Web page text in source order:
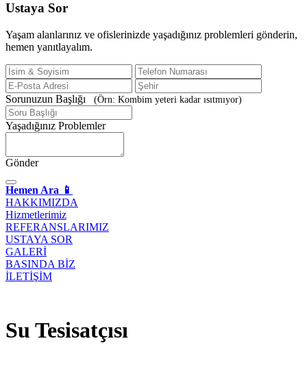
Ustaya Sor
Yaşam alanlarınız ve ofislerinizde yaşadığınız problemleri gönderin,
hemen yanıtlayalım.
Sorunuzun Başlığı (Örn: Kombim yeteri kadar ısıtmıyor)
Yaşadığınız Problemler
Gönder
Hemen Ara 📱
HAKKIMIZDA
Hizmetlerimiz
REFERANSLARIMIZ
USTAYA SOR
GALERİ
BASINDA BİZ
İLETİŞİM
Su Tesisatçısı